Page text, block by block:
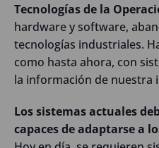
Tecnologías de la
hardware y software,
tecnologías industriales.
como hasta ahora, con
la información de nuestra
Los sistemas actuales
capaces de adaptarse a